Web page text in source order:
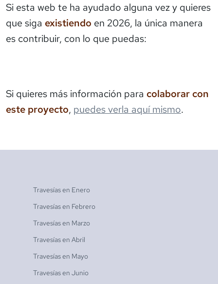
Si esta web te ha ayudado alguna vez y quieres
que siga existiendo en 2026, la única manera
es contribuir, con lo que puedas:
Si quieres más información para colaborar con
este proyecto, puedes verla aquí mismo.
Travesías en Enero
Travesías en Febrero
Travesías en Marzo
Travesías en Abril
Travesías en Mayo
Travesías en Junio